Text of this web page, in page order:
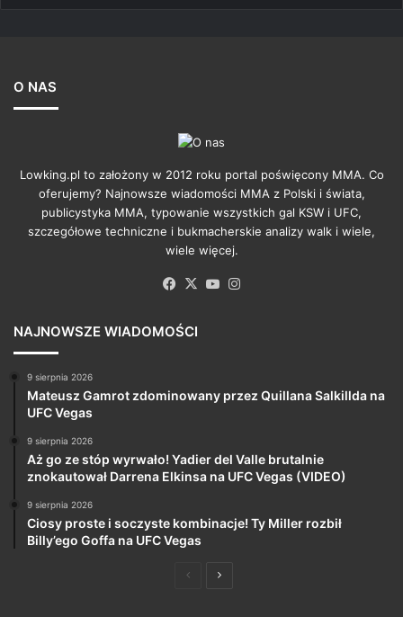
O NAS
Lowking.pl to założony w 2012 roku portal poświęcony MMA. Co
oferujemy? Najnowsze wiadomości MMA z Polski i świata,
publicystyka MMA, typowanie wszystkich gal KSW i UFC,
szczegółowe techniczne i bukmacherskie analizy walk i wiele,
wiele więcej.
Facebook
X YouTube
NAJNOWSZE WIADOMOŚCI
9 sierpnia 2026
Mateusz Gamrot zdominowany przez Quillana Salkillda na
UFC Vegas
9 sierpnia 2026
Aż go ze stóp wyrwało! Yadier del Valle brutalnie
znokautował Darrena Elkinsa na UFC Vegas (VIDEO)
9 sierpnia 2026
Ciosy proste i soczyste kombinacje! Ty Miller rozbił
Billy’ego Goffa na UFC Vegas
PoprzedniaNastępna